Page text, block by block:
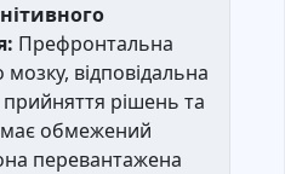
Префронтальна
відповідальна
рішень та
обмежений
перевантажена